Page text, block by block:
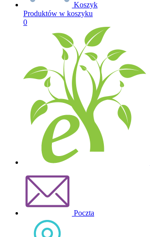
Koszyk
Produktów w koszyku
0
Poczta